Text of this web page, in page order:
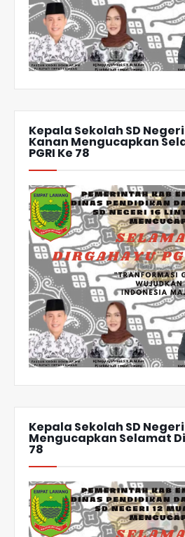
Kepala Sekolah SD
Kanan Mengucapkan
PGRI Ke 78
Kepala Sekolah SD
Mengucapkan Selamat
78